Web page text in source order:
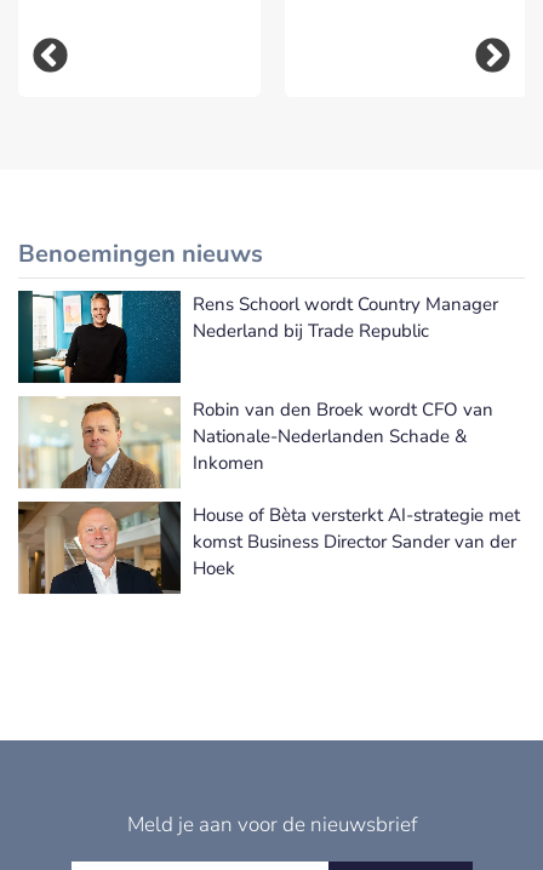
Benoemingen nieuws
Meer Benoemingen nieuws
Rens Schoorl wordt Country Manager
Nederland bij Trade Republic
Robin van den Broek wordt CFO van
Nationale-Nederlanden Schade &
Inkomen
House of Bèta versterkt AI-strategie met
komst Business Director Sander van der
Hoek
Meld je aan voor de nieuwsbrief